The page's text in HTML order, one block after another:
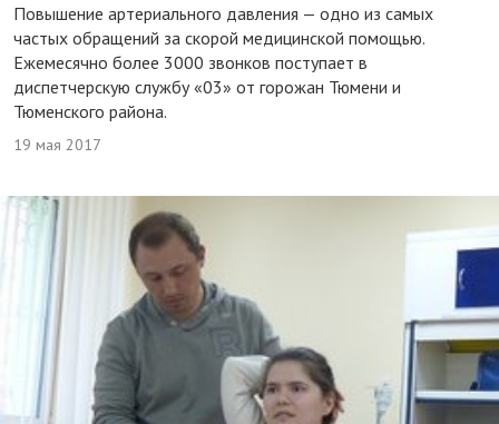
Повышение артериального давления — одно из самых
частых обращений за скорой медицинской помощью.
Ежемесячно более 3000 звонков поступает в
диспетчерскую службу «03» от горожан Тюмени и
Тюменского района.
19 мая 2017